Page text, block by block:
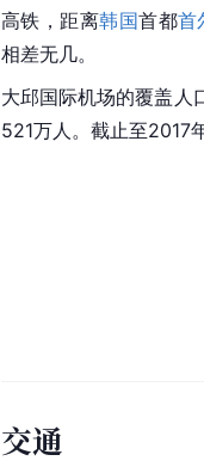
高铁，距离韩国首都首
相差无几。
大邱国际机场的覆盖人
521万人。截止至2017
交通